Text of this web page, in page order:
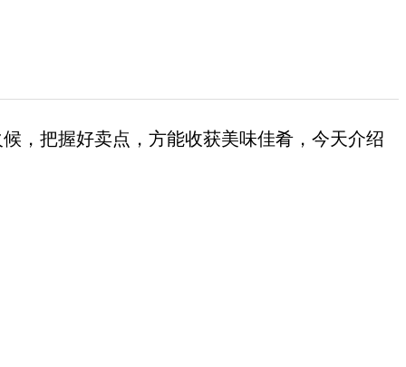
，把握好卖点，方能收获美味佳肴，今天介绍